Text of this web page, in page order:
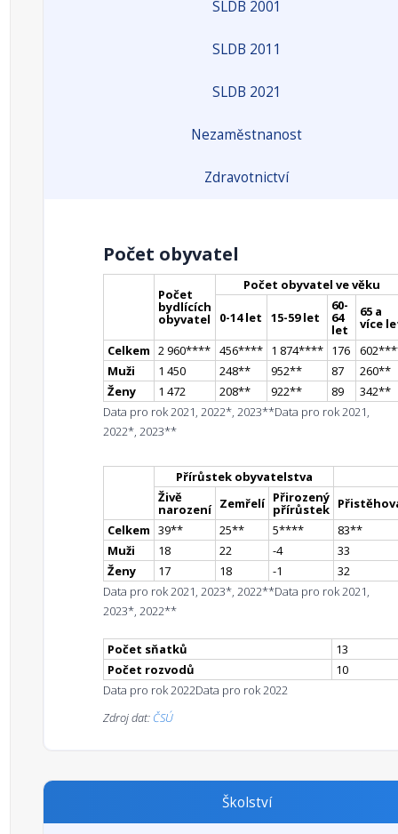
SLDB 2001
SLDB 2011
SLDB 2021
Nezaměstnanost
Zdravotnictví
Počet obyvatel
Počet
bydlících
obyvatel
Počet obyvatel ve věku
0-14 let 15-59 let
60-
64
let
65 a
více
Celkem 2 960**** 456**** 1 874**** 176 602**
Muži
1 450 248** 952** 87 260**
Ženy
1 472 208** 922** 89 342**
Data pro rok 2021, 2022*, 2023**Data pro rok 2021,
2022*, 2023**
Přírůstek obyvatelstva
Živě
narození Zemřelí Přirozený
přírůstek
Celkem 39** 25** 5**** 83**
Muži
18 22 -4
33
Ženy
17 18 -1
32
Data pro rok 2021, 2023*, 2022**Data pro rok 2021,
2023*, 2022**
Počet sňatků
13
Počet rozvodů
10
Data pro rok 2022Data pro rok 2022
Zdroj dat: ČSÚ
Školství